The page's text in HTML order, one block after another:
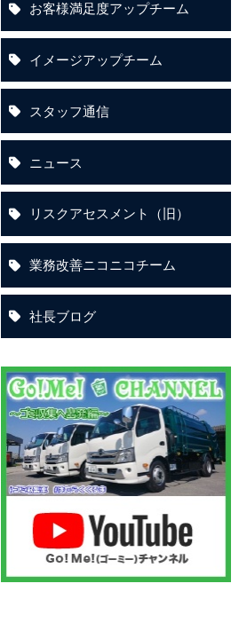
お客様満足度アップチーム
イメージアップチーム
スタッフ通信
ニュース
リスクアセスメント（旧）
業務改善ニコニコチーム
社長ブログ